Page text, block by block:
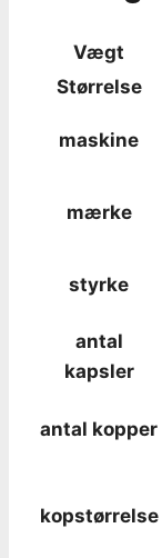
Vægt
Størrelse
maskine
mærke
styrke
antal
kapsler
antal kopper
kopstørrelse